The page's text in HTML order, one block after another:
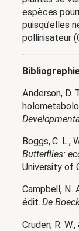
espèces
puisqu’elles
pollinisateur
Anderson, D.
Boggs, C. L.,
Butterflies:
University of
Campbell, N.
édit.De
Cruden, R.